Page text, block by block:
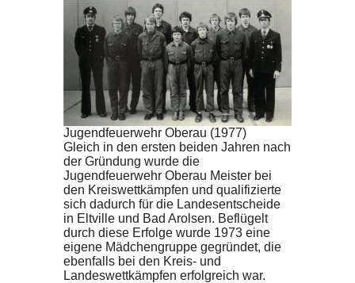
Jugendfeuerwehr Oberau (1977)
Gleich in den ersten beiden Jahren nach
der Gründung wurde die
Jugendfeuerwehr Oberau Meister bei
den Kreiswettkämpfen und qualifizierte
sich dadurch für die Landesentscheide
in Eltville und Bad Arolsen. Beflügelt
durch diese Erfolge wurde 1973 eine
eigene Mädchengruppe gegründet, die
ebenfalls bei den Kreis- und
Landeswettkämpfen erfolgreich war.